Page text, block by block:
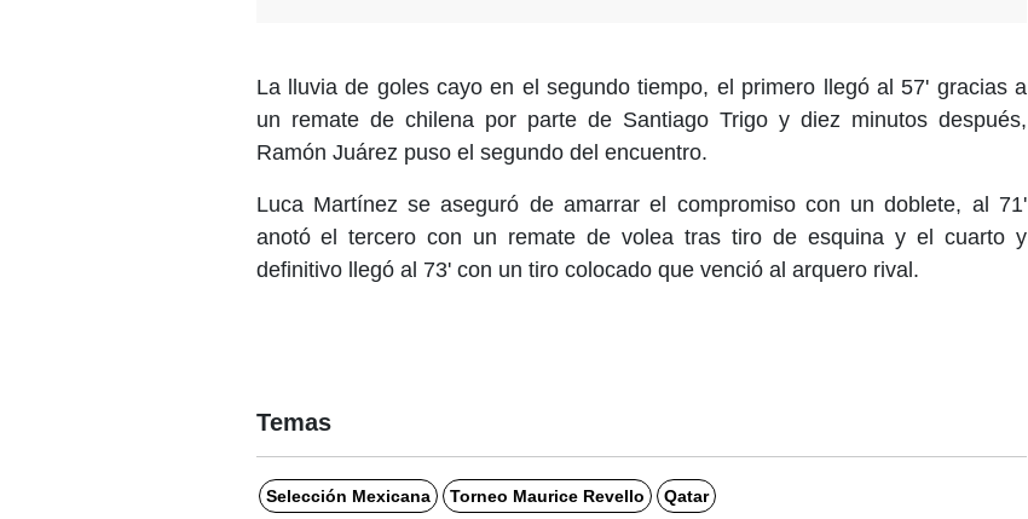
La lluvia de goles cayo en el segundo tiempo, el primero llegó al 57' gracias a
un remate de chilena por parte de Santiago Trigo y diez minutos después,
Ramón Juárez puso el segundo del encuentro.
Luca Martínez se aseguró de amarrar el compromiso con un doblete, al 71'
anotó el tercero con un remate de volea tras tiro de esquina y el cuarto y
definitivo llegó al 73' con un tiro colocado que venció al arquero rival.
Temas
Selección Mexicana Torneo Maurice Revello Qatar